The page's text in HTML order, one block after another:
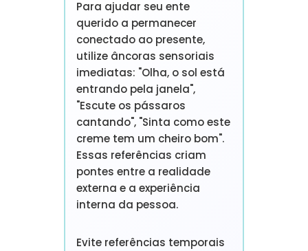
Para ajudar seu ente
querido a permanecer
conectado ao presente,
utilize âncoras sensoriais
imediatas: "Olha, o sol está
entrando pela janela",
"Escute os pássaros
cantando", "Sinta como este
creme tem um cheiro bom".
Essas referências criam
pontes entre a realidade
externa e a experiência
interna da pessoa.
Evite referências temporais